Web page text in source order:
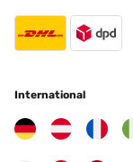
International